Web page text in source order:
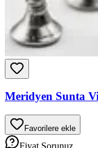
Meridyen Sunta
Favorilere ekle
Fiyat Sorunuz